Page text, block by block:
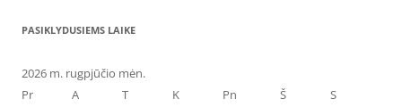
PASIKLYDUSIEMS LAIKE
2026 m. rugpjūčio mėn.
Pr
A T K Pn Š
S